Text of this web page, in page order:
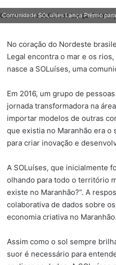
Comunidade SOLuíses Lança Prêmio
No coração do Nordeste
Legal encontra o mar e os
nasce a SOLuíses, uma
Em 2016, um grupo de
jornada transformadora na
importar modelos de outras
que existia no Maranhão era
para criar inovação e
A SOLuíses, que inicialmente
olhando para todo o território
existe no Maranhão?”. A
colaborativa de dados sobre
economia criativa no Maranhão.
Assim como o sol sempre
suor é necessário para